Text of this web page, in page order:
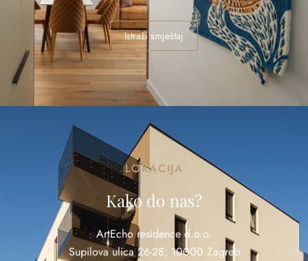
Istraži smještaj
LOKACIJA
Kako do nas?
ArtEcho residence d.o.o.
Supilova ulica 26-28, 10000 Zagreb